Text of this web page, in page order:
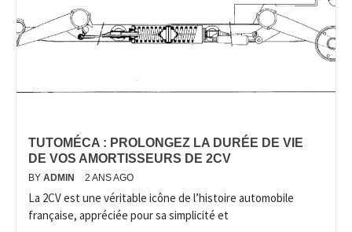
TUTOMÉCA : PROLONGEZ LA DURÉE DE VIE
DE VOS AMORTISSEURS DE 2CV
BY ADMIN 2 ANS AGO
La 2CV est une véritable icône de l’histoire automobile
française, appréciée pour sa simplicité et